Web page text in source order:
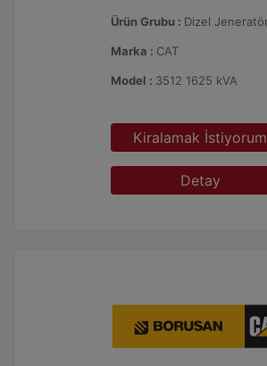
Ürün Grubu : Dizel
Marka : CAT
Model : 3512 1625 kVA
Kiralamak İstiyorum
Detay